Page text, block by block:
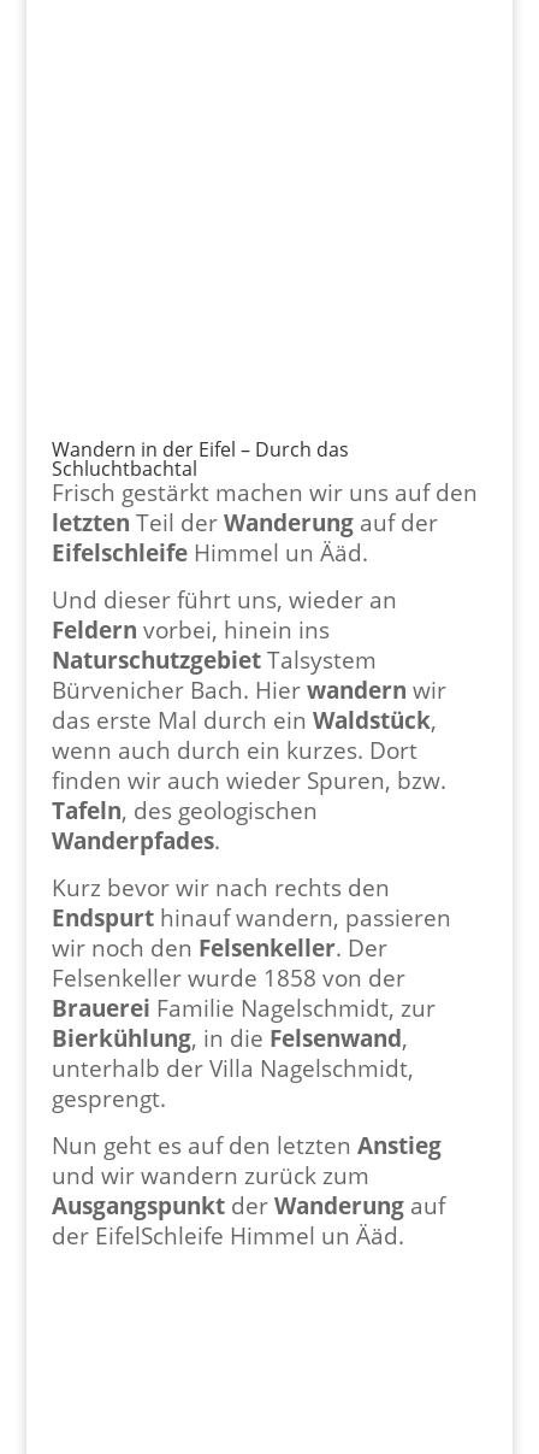
Wandern in der Eifel – Durch das
Schluchtbachtal
Frisch gestärkt machen wir uns auf den
letzten Teil der Wanderungauf der
EifelschleifeHimmel un Ääd.
Und dieser führt uns, wieder an
Feldern vorbei, hinein ins
NaturschutzgebietTalsystem
Bürvenicher Bach. Hier wandern wir
das erste Mal durch ein Waldstück,
wenn auch durch ein kurzes. Dort
finden wir auch wieder Spuren, bzw.
Tafeln, des geologischen
Wanderpfades.
Kurz bevor wir nach rechts den
Endspurthinauf wandern, passieren
wir noch den Felsenkeller. Der
Felsenkeller wurde 1858 von der
Brauerei Familie Nagelschmidt, zur
Bierkühlung, in die Felsenwand,
unterhalb der Villa Nagelschmidt,
gesprengt.
Nun geht es auf den letzten Anstieg
und wir wandern zurück zum
Ausgangspunktder Wanderungauf
der EifelSchleife Himmel un Ääd.